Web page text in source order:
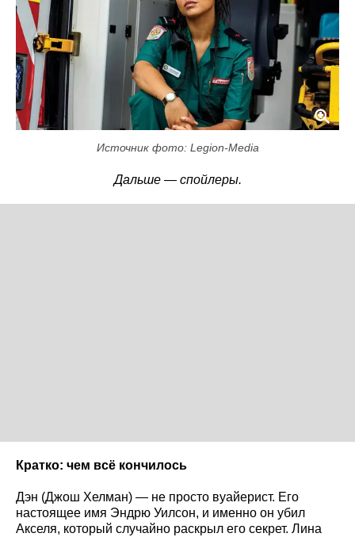
Источник фото: Legion-Media
Дальше — спойлеры.
Кратко: чем всё кончилось
Дэн (Джош Хелман) — не просто вуайерист. Его
настоящее имя Эндрю Уилсон, и именно он убил
Акселя, который случайно раскрыл его секрет. Лина